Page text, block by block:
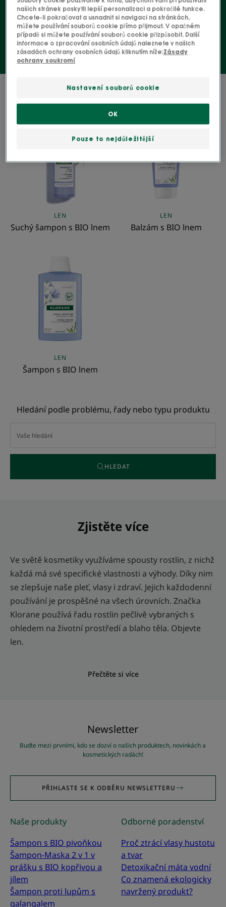
Šampony Balzámy (kondicionery)
3 výsledky "Naše výrobky ze lnu"
šampon
lnem
LEN
Suchý šampon s BIO lnem
s
LEN
Balzám s BIO lnem
BIO
lnem
LEN
Šampon s BIO lnem
Hledání podle problému, řady nebo typu produktu
HLEDAT
Zjistěte více
Ve světě kosmetiky využíváme spousty rostlin, z nichž
každá má své specifické vlastnosti a výhody. Díky nim
se zlepšuje naše pleť, vlasy i zdraví. Jejich každodenní
používání je prospěšné na všech úrovních. Značka
Klorane používá řadu rostlin pečlivě vybraných s
ohledem na životní prostředí a blaho těla. Objevte
len.
Přečtěte si více
Newsletter
Buďte mezi prvními, kdo se dozví o našich produktech, novinkách a
kosmetických radách!
PŘIHLASTE SE K ODBĚRU NEWSLETTERU
Naše produkty
Šampon s BIO pivoňkou
Šampon-Maska 2 v 1 v
prášku s BIO kopřivou a
jílem
Šampon proti lupům s
galangalem
Odborné poradenství
Proč ztrácí vlasy hustotu
a tvar
Detoxikační máta vodní
Co znamená ekologicky
navržený produkt?
našich stránek poskytli lepší personalizaci a pokročilé funkce.
Chcete-li pokračovat a usnadnit si navigaci na stránkách,
můžete používání souborů cookie přímo přijmout. V opačném
případě si můžete používání souborů cookie přizpůsobit. Další
informace o zpracování osobních údajů naleznete v našich
zásadách ochrany osobních údajů kliknutím níže:Zásady
ochrany soukromí
Nastavení souborů cookie
Pouze to nejdůležitější
OK